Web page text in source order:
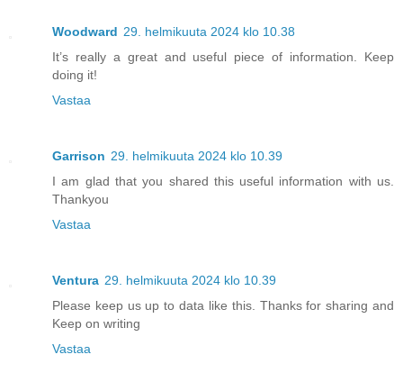
Woodward 29. helmikuuta 2024 klo 10.38
It’s really a great and useful piece of information. Keep
doing it!
Vastaa
Garrison 29. helmikuuta 2024 klo 10.39
I am glad that you shared this useful information with us.
Thankyou
Vastaa
Ventura 29. helmikuuta 2024 klo 10.39
Please keep us up to data like this. Thanks for sharing and
Keep on writing
Vastaa